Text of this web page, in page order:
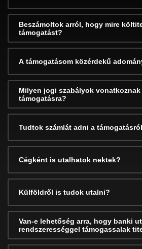
Beszámoltok arról, hogy mire
támogatást?
A támogatásom közérdekű
Milyen jogi szabályok
támogatásra?
Tudtok számlát adni a
Cégként is utalhatok nektek?
Külföldről is tudok utalni?
Van-e lehetőség arra, hogy banki
rendszerességgel támogassalak